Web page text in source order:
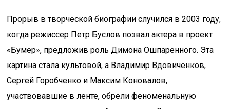
Прорыв в творческой биографии случился в 2003 году,
когда режиссер Петр Буслов позвал актера в проект
«Бумер», предложив роль Димона Ошпаренного. Эта
картина стала культовой, а Владимир Вдовиченков,
Сергей Горобченко и Максим Коновалов,
участвовавшие в ленте, обрели феноменальную